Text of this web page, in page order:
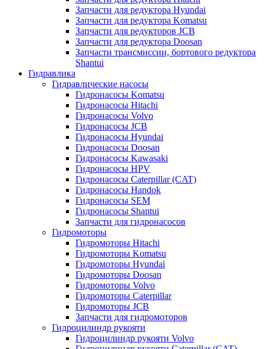
Запчасти для редуктора Hyundai
Запчасти для редуктора Komatsu
Запчасти для редукторов JCB
Запчасти для редуктора Doosan
Запчасти трансмиссии, бортового редуктора
Shantui
Гидравлика
Гидравлические насосы
Гидронасосы Komatsu
Гидронасосы Hitachi
Гидронасосы Volvo
Гидронасосы JCB
Гидронасосы Hyundai
Гидронасосы Doosan
Гидронасосы Kawasaki
Гидронасосы HPV
Гидронасосы Caterpillar (CAT)
Гидронасосы Handok
Гидронасосы SEM
Гидронасосы Shantui
Запчасти для гидронасосов
Гидромоторы
Гидромоторы Hitachi
Гидромоторы Komatsu
Гидромоторы Hyundai
Гидромоторы Doosan
Гидромоторы Volvo
Гидромоторы Caterpillar
Гидромоторы JCB
Запчасти для гидромоторов
Гидроцилиндр рукояти
Гидроцилиндр рукояти Volvo